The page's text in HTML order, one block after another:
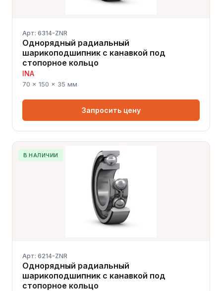
Арт: 6314-ZNR
Однорядный радиальный
шарикоподшипник с канавкой под
стопорное кольцо
INA
70 × 150 × 35 мм
Запросить цену
В НАЛИЧИИ
Арт: 6214-ZNR
Однорядный радиальный
шарикоподшипник с канавкой под
стопорное кольцо